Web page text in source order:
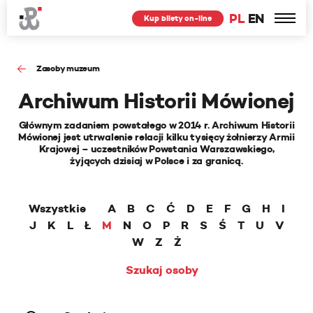
PL EN
Kup bilety on-line
Zasoby muzeum
Archiwum Historii Mówionej
Głównym zadaniem powstałego w 2014 r. Archiwum Historii
Mówionej jest utrwalenie relacji kilku tysięcy żołnierzy Armii
Krajowej – uczestników Powstania Warszawskiego,
żyjących dzisiaj w Polsce i za granicą.
Wszystkie A B C Ć D E F G H
I
J
K L Ł M N O P R S Ś T U
V
W
Z
Ż
Szukaj osoby